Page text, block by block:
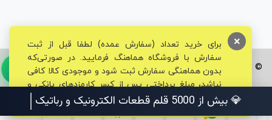
© تمامی حقوق برای فروشگاه تخصصی قم الکترونیک محفوظ می‌باشد.
برای خرید تعداد (سفارش عمده) لطفا قبل از ثبت
سفارش با فروشگاه هماهنگ فرمایید. در صورتی‌که
بدون هماهنگی سفارش ثبت شود و موجودی کالا کافی
نباشد، مبلغ پرداختی پس از کسر کارمزدهای بانکی و
مالیاتی به حساب شما بازگشت داده خواهد شد.
×
💎 بیش از 5000 قلم قطعات الکترونیک و رباتیک